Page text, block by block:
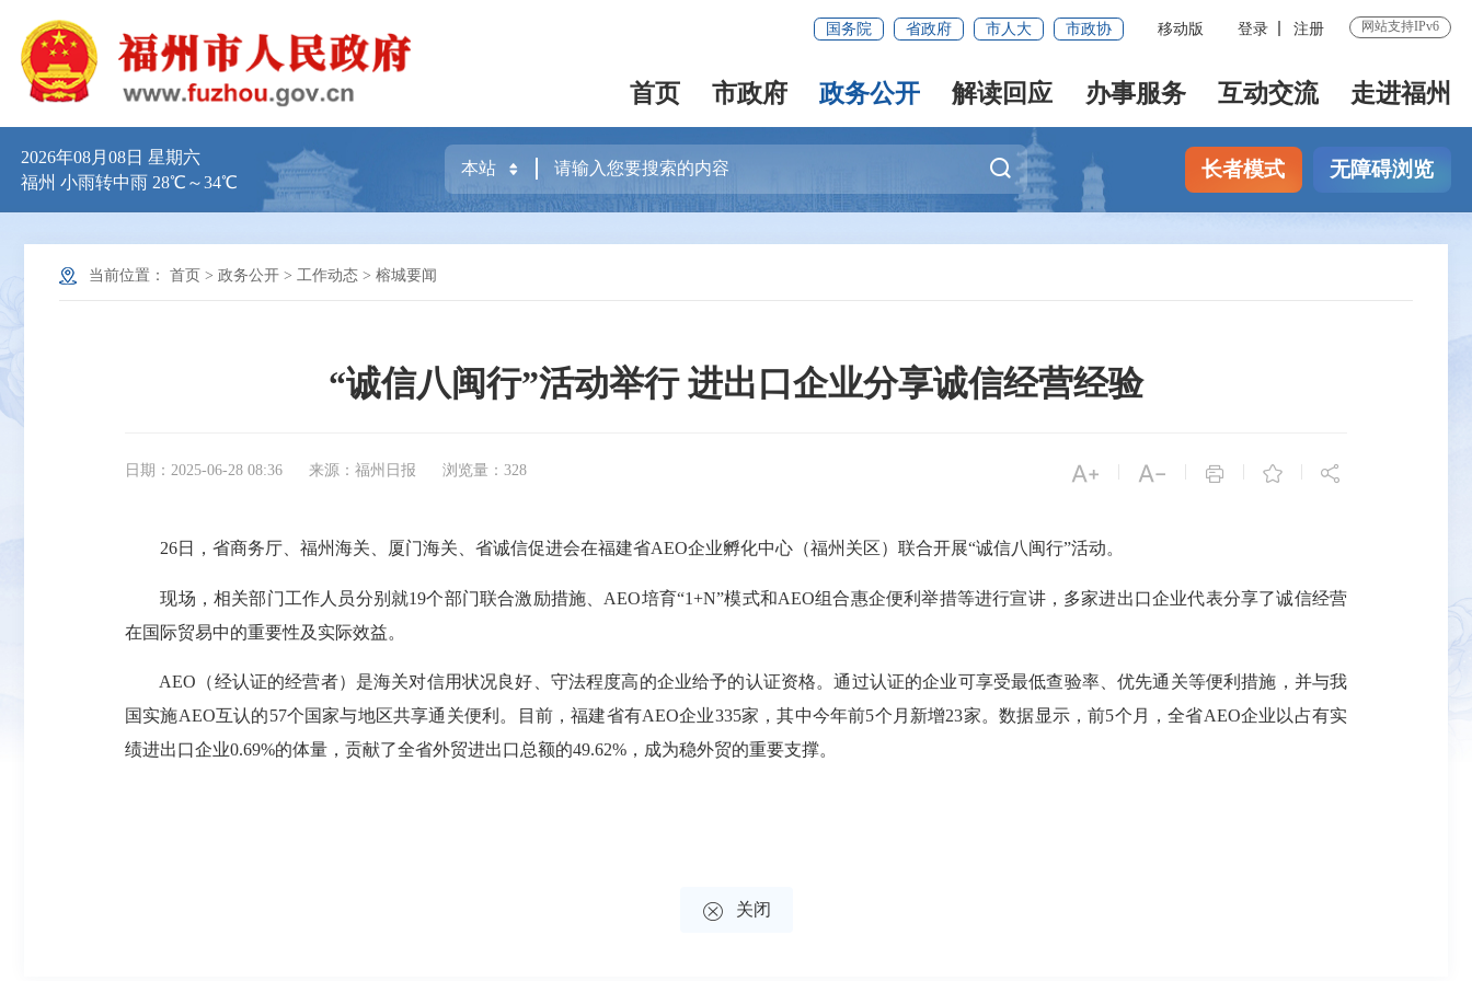
国务院 省政府 市人大 市政协 移动版 登录 注册 网站支持IPv6
首页 市政府 政务公开 解读回应 办事服务 互动交流 走进福州
2026年08月08日 星期六
福州 小雨转中雨 28℃～34℃
长者模式 无障碍浏览
当前位置： 首页 > 政务公开 > 工作动态 > 榕城要闻
“诚信八闽行”活动举行 进出口企业分享诚信经营经验
日期：2025-06-28 08:36 来源：福州日报 浏览量：328  |  |  |  | 
26日，省商务厅、福州海关、厦门海关、省诚信促进会在福建省AEO企业孵化中心（福州关区）联合开展“诚信八闽行”活动。
现场，相关部门工作人员分别就19个部门联合激励措施、AEO培育“1+N”模式和AEO组合惠企便利举措等进行宣讲，多家进出口企业代表分享了诚信经营
在国际贸易中的重要性及实际效益。
AEO（经认证的经营者）是海关对信用状况良好、守法程度高的企业给予的认证资格。通过认证的企业可享受最低查验率、优先通关等便利措施，并与我
国实施AEO互认的57个国家与地区共享通关便利。目前，福建省有AEO企业335家，其中今年前5个月新增23家。数据显示，前5个月，全省AEO企业以占有实
绩进出口企业0.69%的体量，贡献了全省外贸进出口总额的49.62%，成为稳外贸的重要支撑。
 关闭